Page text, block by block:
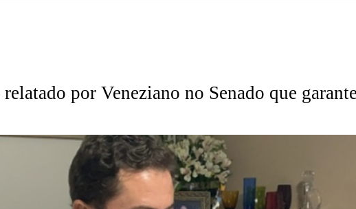
por Veneziano no Senado que